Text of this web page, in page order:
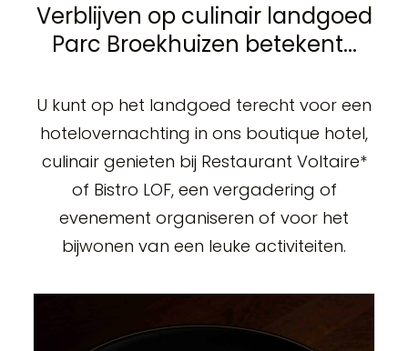
Verblijven op culinair landgoed
Parc Broekhuizen betekent...
U kunt op het landgoed terecht voor een
hotelovernachting in ons boutique hotel,
culinair genieten bij Restaurant Voltaire*
of Bistro LOF, een vergadering of
evenement organiseren of voor het
bijwonen van een leuke activiteiten.